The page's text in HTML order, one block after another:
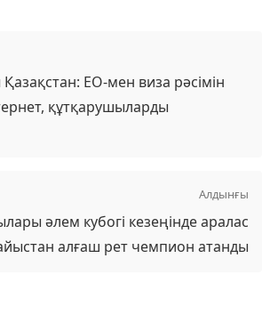
ЕО-мен виза рәсімін
құтқарушыларды
Алдынғы
әлем кубогі кезеңінде аралас
алғаш рет чемпион атанды